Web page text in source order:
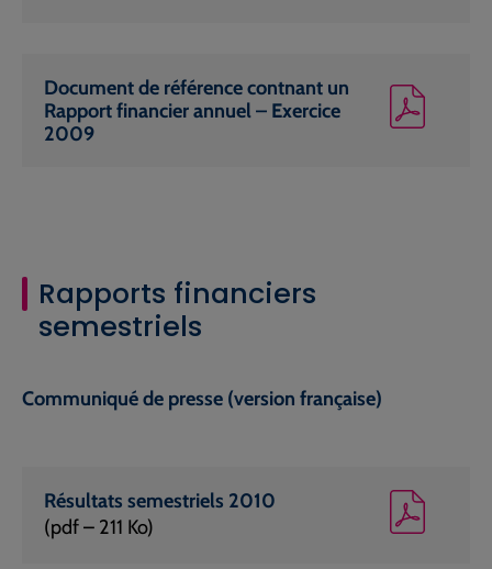
Document de référence contnant un
Rapport financier annuel – Exercice
2009
Rapports financiers
semestriels
Communiqué de presse (version française)
Résultats semestriels 2010
(pdf – 211 Ko)